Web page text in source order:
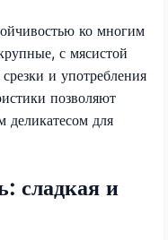
ко многим
с мясистой
и употребления
позволяют
деликатесом для
сладкая и